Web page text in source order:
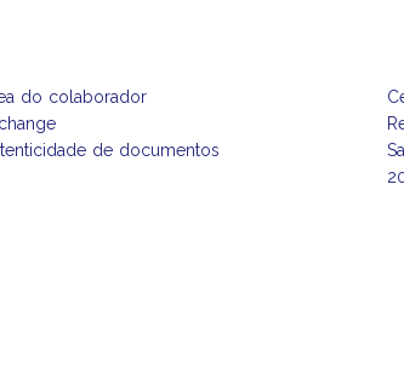
do colaborador
de documentos